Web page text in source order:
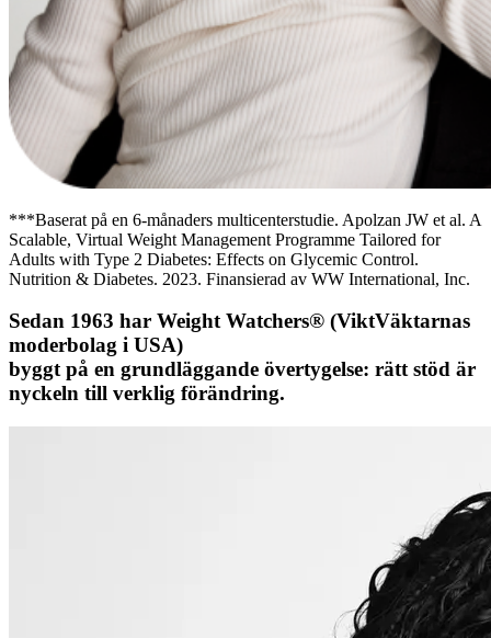
***Baserat på en 6-månaders multicenterstudie. Apolzan JW et al. A
Scalable, Virtual Weight Management Programme Tailored for
Adults with Type 2 Diabetes: Effects on Glycemic Control.
Nutrition & Diabetes. 2023. Finansierad av WW International, Inc.
Sedan 1963 har Weight Watchers® (ViktVäktarnas
moderbolag i USA)
byggt på en grundläggande övertygelse: rätt stöd är
nyckeln till verklig förändring.